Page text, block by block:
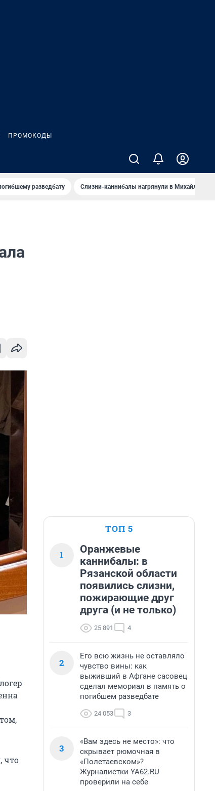
ПРОМОКОДЫ
разведбату Слизни-каннибалы нагрянули в Михайлов
что
ТОП 5
1
Оранжевые
каннибалы: в
Рязанской области
появились слизни,
пожирающие друг
друга (и не только)
25 891 4
2
Его всю жизнь не оставляло
чувство вины: как
выживший в Афгане сасовец
сделал мемориал в память о
погибшем разведбате
24 053 3
3
«Вам здесь не место»: что
скрывает рюмочная в
«Полетаевском»?
Журналистки YA62.RU
проверили на себе